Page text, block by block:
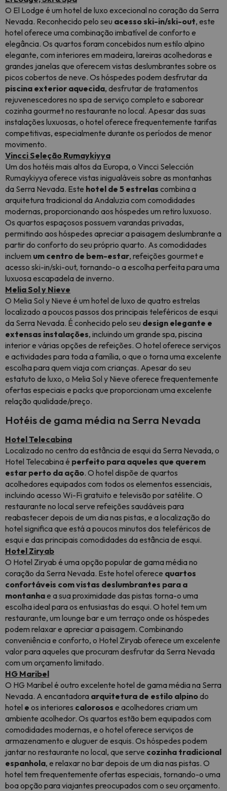
O El Lodge é um hotel de luxo excecional no coração da Serra
Nevada. Reconhecido pelo seu acesso ski-in/ski-out, este
hotel oferece uma combinação imbatível de conforto e
elegância. Os quartos foram concebidos num estilo alpino
elegante, com interiores em madeira, lareiras acolhedoras e
grandes janelas que oferecem vistas deslumbrantes sobre os
picos cobertos de neve. Os hóspedes podem desfrutar da
piscina exterior aquecida, desfrutar de tratamentos
rejuvenescedores no spa de serviço completo e saborear
cozinha gourmet no restaurante no local. Apesar das suas
instalações luxuosas, o hotel oferece frequentemente tarifas
competitivas, especialmente durante os períodos de menor
movimento.
Vincci Seleção Rumaykiyya
Um dos hotéis mais altos da Europa, o Vincci Selección
Rumaykiyya oferece vistas inigualáveis sobre as montanhas
da Serra Nevada. Este hotel de 5 estrelas combina a
arquitetura tradicional da Andaluzia com comodidades
modernas, proporcionando aos hóspedes um retiro luxuoso.
Os quartos espaçosos possuem varandas privadas,
permitindo aos hóspedes apreciar a paisagem deslumbrante a
partir do conforto do seu próprio quarto. As comodidades
incluem um centro de bem-estar, refeições gourmet e
acesso ski-in/ski-out, tornando-o a escolha perfeita para uma
luxuosa escapadela de inverno.
Melia Sol y Nieve
O Melia Sol y Nieve é um hotel de luxo de quatro estrelas
localizado a poucos passos dos principais teleféricos de esqui
da Serra Nevada. É conhecido pelo seu design elegante e
extensas instalações, incluindo um grande spa, piscina
interior e várias opções de refeições. O hotel oferece serviços
e actividades para toda a família, o que o torna uma excelente
escolha para quem viaja com crianças. Apesar do seu
estatuto de luxo, o Melia Sol y Nieve oferece frequentemente
ofertas especiais e packs que proporcionam uma excelente
relação qualidade/preço.
Hotéis de gama média na Serra Nevada
Hotel Telecabina
Localizado no centro da estância de esqui da Serra Nevada, o
Hotel Telecabina é perfeito para aqueles que querem
estar perto da ação. O hotel dispõe de quartos
acolhedores equipados com todos os elementos essenciais,
incluindo acesso Wi-Fi gratuito e televisão por satélite. O
restaurante no local serve refeições saudáveis para
reabastecer depois de um dia nas pistas, e a localização do
hotel significa que está a poucos minutos dos teleféricos de
esqui e das principais comodidades da estância de esqui.
Hotel Ziryab
O Hotel Ziryab é uma opção popular de gama média no
coração da Serra Nevada. Este hotel oferece quartos
confortáveis com vistas deslumbrantes para a
montanhae a sua proximidade das pistas torna-o uma
escolha ideal para os entusiastas do esqui. O hotel tem um
restaurante, um lounge bar e um terraço onde os hóspedes
podem relaxar e apreciar a paisagem. Combinando
conveniência e conforto, o Hotel Ziryab oferece um excelente
valor para aqueles que procuram desfrutar da Serra Nevada
com um orçamento limitado.
HG Maribel
O HG Maribel é outro excelente hotel de gama média na Serra
Nevada. A encantadora arquitetura de estilo alpinodo
hotel e os interiores calorosos e acolhedores criam um
ambiente acolhedor. Os quartos estão bem equipados com
comodidades modernas, e o hotel oferece serviços de
armazenamento e aluguer de esquis. Os hóspedes podem
jantar no restaurante no local, que serve cozinha tradicional
espanhola, e relaxar no bar depois de um dia nas pistas. O
hotel tem frequentemente ofertas especiais, tornando-o uma
boa opção para viajantes preocupados com o seu orçamento.